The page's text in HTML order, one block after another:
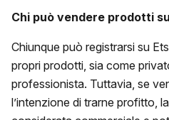
Chi può vendere prodotti su
Chiunque può registrarsi su
propri prodotti, sia come
professionista. Tuttavia, se
l’intenzione di trarne profitto,